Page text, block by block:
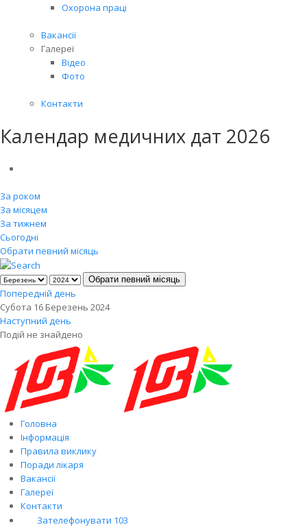
Охорона праці
Вакансії
Галереї
Відео
Фото
Контакти
Календар медичних дат 2026
За роком
За місяцем
За тижнем
Сьогодні
Обрати певний місяць
Обрати певний місяць
Попередній день
Субота 16 Березень 2024
Наступний день
Подій не знайдено
Головна
Інформація
Правила виклику
Поради лікаря
Вакансії
Галереї
Контакти
Зателефонувати 103